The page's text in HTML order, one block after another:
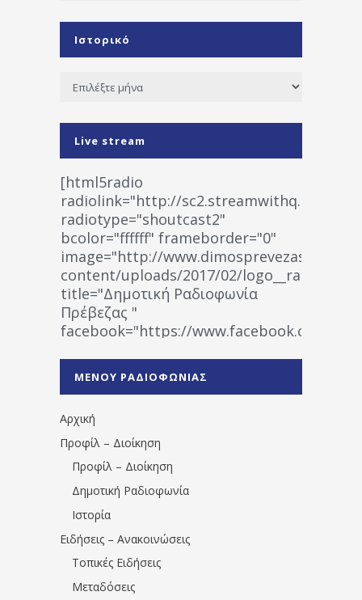
Ιστορικό
Ιστορικό
Live stream
[html5radio
radiolink="http://
radiotype="shoutcast2"
bcolor="ffffff" frameborder="0"
image="http://www.dimosprevezas.gr/wp-
content/uploads/2017/02/
title="Δημοτική Ραδιοφωνία
Πρέβεζας "
facebook="https://www.facebook.com/
1531194763766854/" artist="" ]
ΜΕΝΟΥ ΡΑΔΙΟΦΩΝΙΑΣ
Αρχική
Προφίλ – Διοίκηση
Προφίλ – Διοίκηση
Δημοτική Ραδιοφωνία
Ιστορία
Ειδήσεις – Ανακοινώσεις
Τοπικές Ειδήσεις
Μεταδόσεις